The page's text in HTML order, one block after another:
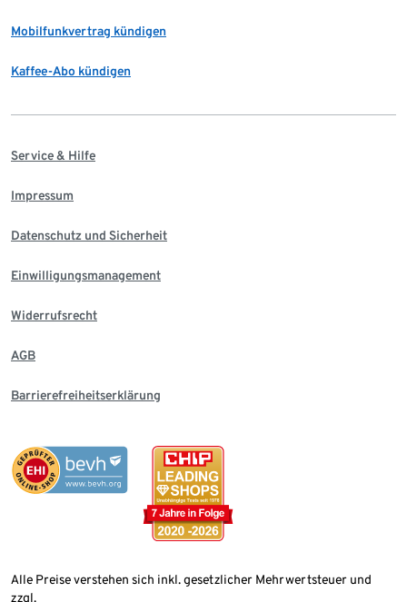
Mobilfunkvertrag kündigen
Kaffee-Abo kündigen
Service & Hilfe
Impressum
Datenschutz und Sicherheit
Einwilligungsmanagement
Widerrufsrecht
AGB
Barrierefreiheitserklärung
Alle Preise verstehen sich inkl. gesetzlicher Mehrwertsteuer und
zzgl.